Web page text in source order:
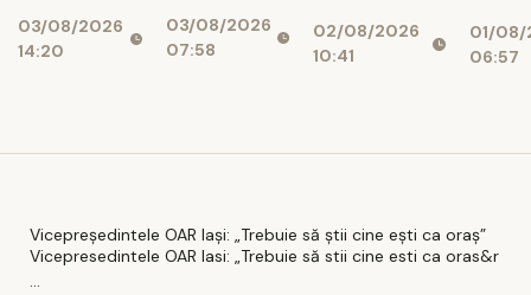
un nou
conflict.
proteste
03/08/2026
14:20
noi îi
așteaptă
intra în
03/08/2026
07:58
și bănci,
afectați de
02/08/2026
10:41
01/08/
06:57
Vicepreședintele OAR Iași: „Trebuie să știi cine ești ca oraș”
Vicepresedintele OAR Iasi: „Trebuie să stii cine esti ca oras&r
...